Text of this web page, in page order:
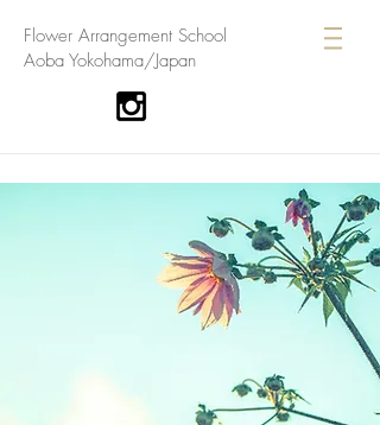
​Flower Arrangement School
Aoba Yokohama/Japan